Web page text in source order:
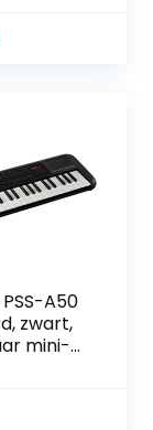
A50
zwart,
mini-